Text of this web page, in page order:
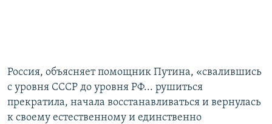
Россия, объясняет помощник Путина, «свалившись
с уровня СССР до уровня РФ... рушиться
прекратила, начала восстанавливаться и вернулась
к своему естественному и единственно